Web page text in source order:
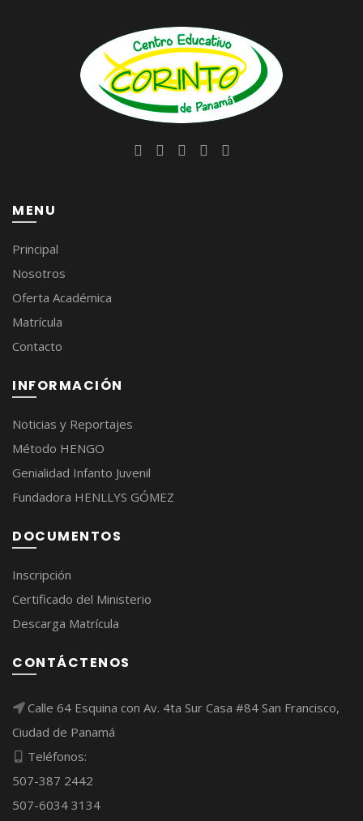
MENU
Principal
Nosotros
Oferta Académica
Matrícula
Contacto
INFORMACIÓN
Noticias y Reportajes
Método HENGO
Genialidad Infanto Juvenil
Fundadora HENLLYS GÓMEZ
DOCUMENTOS
Inscripción
Certificado del Ministerio
Descarga Matrícula
CONTÁCTENOS
Calle 64 Esquina con Av. 4ta Sur Casa #84 San Francisco,
Ciudad de Panamá
Teléfonos:
507-387 2442
507-6034 3134